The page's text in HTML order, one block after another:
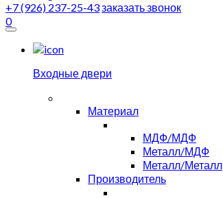
+7 (926) 237-25-43заказать звонок
0
Входные двери
Материал
МДФ/МДФ
Металл/МДФ
Металл/Металл
Производитель